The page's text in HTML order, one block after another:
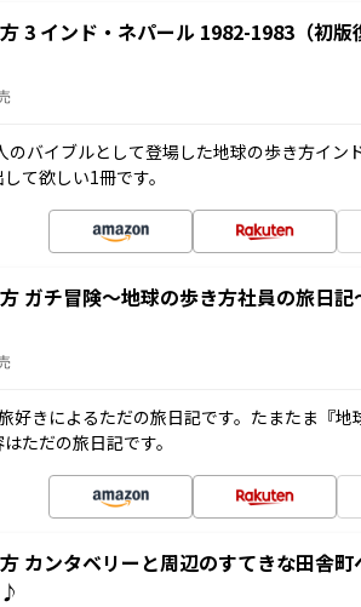
3 インド・ネパール 1982-1983（初版
のバイブルとして登場した地球の歩き方イ
て欲しい1冊です。
ガチ冒険～地球の歩き方社員の旅日記
好きによるただの旅日記です。たまたま『
ただの旅日記です。
カンタベリーと周辺のすてきな田舎